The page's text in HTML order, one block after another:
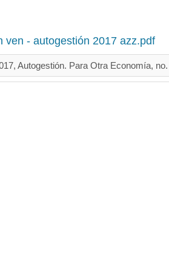
ven - autogestión 2017 azz.pdf
Autogestión. Para Otra Economía,